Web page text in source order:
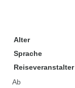
Alter
Sprache
Reiseveranstalter
Ab